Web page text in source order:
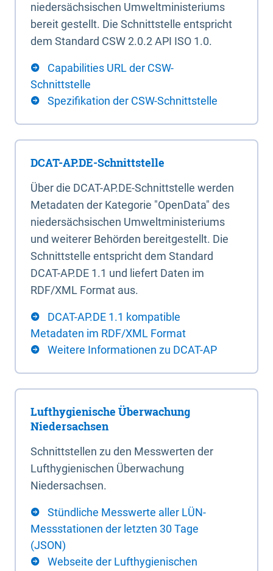
niedersächsischen Umweltministeriums
bereit gestellt. Die Schnittstelle entspricht
dem Standard CSW 2.0.2 API ISO 1.0.
Capabilities URL der CSW-
Schnittstelle
Spezifikation der CSW-Schnittstelle
DCAT-AP.DE-Schnittstelle
Über die DCAT-AP.DE-Schnittstelle werden
Metadaten der Kategorie "OpenData" des
niedersächsischen Umweltministeriums
und weiterer Behörden bereitgestellt. Die
Schnittstelle entspricht dem Standard
DCAT-AP.DE 1.1 und liefert Daten im
RDF/XML Format aus.
DCAT-AP.DE 1.1 kompatible
Metadaten im RDF/XML Format
Weitere Informationen zu DCAT-AP
Lufthygienische Überwachung
Niedersachsen
Schnittstellen zu den Messwerten der
Lufthygienischen Überwachung
Niedersachsen.
Stündliche Messwerte aller LÜN-
Messstationen der letzten 30 Tage
(JSON)
Webseite der Lufthygienischen